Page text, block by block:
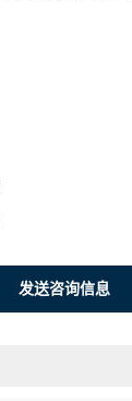
发送咨询信息